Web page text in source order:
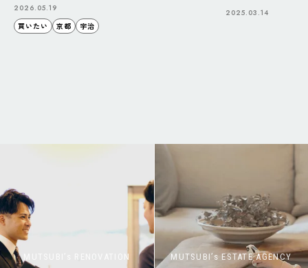
2026.05.19
買いたい
京都 宇治
BAZAAR」
2025.03.14
MUTSUBI’s RENOVATION MUTSUBI’s ESTATE AGENCY